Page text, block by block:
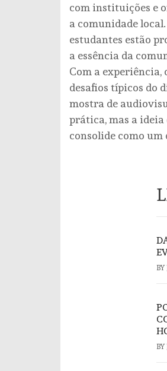
com instituições e
a comunidade
estudantes estão
a essência da
Com a experiência,
desafios típicos do
mostra de
prática, mas a ideia
consolide como
BY
BY